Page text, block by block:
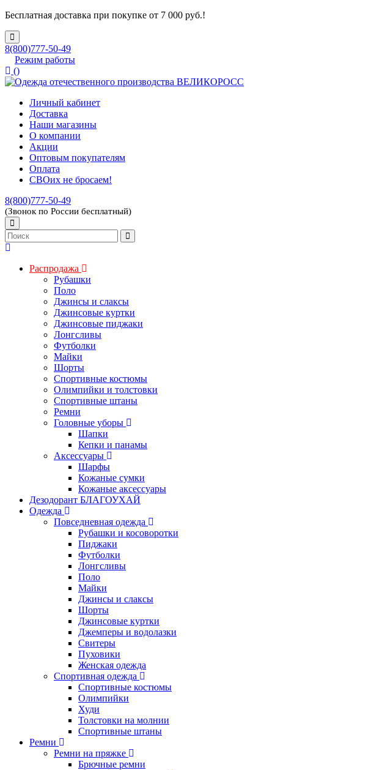
Бесплатная доставка при покупке от 7 000 руб.!
8(800)777-50-49
Режим работы
()
Личный кабинет
Доставка
Наши магазины
О компании
Акции
Оптовым покупателям
Оплата
СВОих не бросаем!
8(800)777-50-49
(Звонок по России бесплатный)
Распродажа
Рубашки
Поло
Джинсы и слаксы
Джинсовые куртки
Джинсовые пиджаки
Лонгсливы
Футболки
Майки
Шорты
Спортивные костюмы
Олимпийки и толстовки
Спортивные штаны
Ремни
Головные уборы
Шапки
Кепки и панамы
Аксессуары
Шарфы
Кожаные сумки
Кожаные аксессуары
Дезодорант БЛАГОУХАЙ
Одежда
Повседневная одежда
Рубашки и косоворотки
Пиджаки
Футболки
Лонгсливы
Поло
Майки
Джинсы и слаксы
Шорты
Джинсовые куртки
Джемперы и водолазки
Свитеры
Пуховики
Женская одежда
Спортивная одежда
Спортивные костюмы
Олимпийки
Худи
Толстовки на молнии
Спортивные штаны
Ремни
Ремни на пряжке
Брючные ремни